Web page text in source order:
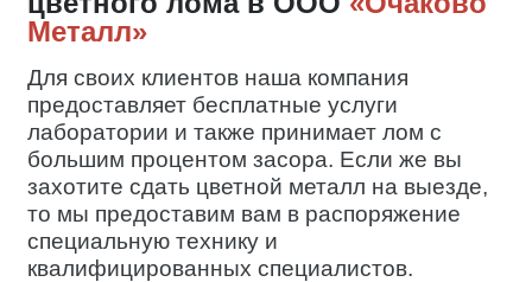
Металл»
Для своих клиентов наша компания
предоставляет бесплатные услуги
лаборатории и также принимает лом с
большим процентом засора. Если же вы
захотите сдать цветной металл на выезде,
то мы предоставим вам в распоряжение
специальную технику и
квалифицированных специалистов.